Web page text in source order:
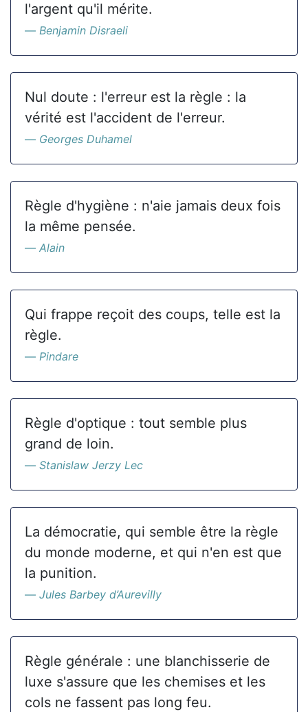
l'argent qu'il mérite.
Benjamin Disraeli
Nul doute : l'erreur est la règle : la
vérité est l'accident de l'erreur.
Georges Duhamel
Règle d'hygiène : n'aie jamais deux fois
la même pensée.
Alain
Qui frappe reçoit des coups, telle est la
règle.
Pindare
Règle d'optique : tout semble plus
grand de loin.
Stanislaw Jerzy Lec
La démocratie, qui semble être la règle
du monde moderne, et qui n'en est que
la punition.
Jules Barbey d’Aurevilly
Règle générale : une blanchisserie de
luxe s'assure que les chemises et les
cols ne fassent pas long feu.